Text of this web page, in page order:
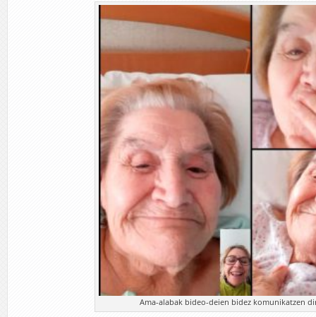
Ama-alabak bideo-deien bidez komunikatzen